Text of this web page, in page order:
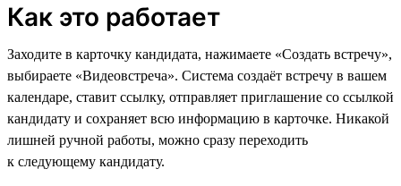
Как это работает
Заходите в карточку кандидата, нажимаете «Создать встречу»,
выбираете «Видеовстреча». Система создаёт встречу в вашем
календаре, ставит ссылку, отправляет приглашение со ссылкой
кандидату и сохраняет всю информацию в карточке. Никакой
лишней ручной работы, можно сразу переходить
к следующему кандидату.